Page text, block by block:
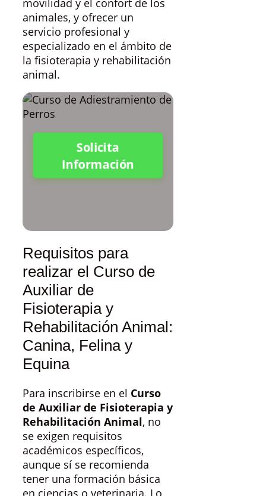
movilidad y el confort de los
animales, y ofrecer un
servicio profesional y
especializado en el ámbito de
la fisioterapia y rehabilitación
animal.
Solicita
Información
Requisitos para
realizar el Curso de
Auxiliar de
Fisioterapia y
Rehabilitación Animal:
Canina, Felina y
Equina
Para inscribirse en el Curso
de Auxiliar de Fisioterapia y
Rehabilitación Animal, no
se exigen requisitos
académicos específicos,
aunque sí se recomienda
tener una formación básica
en ciencias o veterinaria. Lo